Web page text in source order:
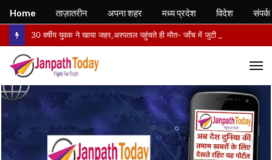
30 वर्षीय युवक ने खाया जहर,अस्पताल पहुंचते ही मौत- जाँच में जुटी पुलिस
Home ताज़ातरीन अपना शहर मध्य प्रदेश विदेश संपर्क